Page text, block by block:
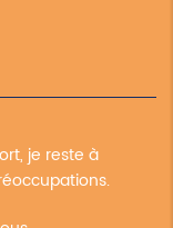
je reste à